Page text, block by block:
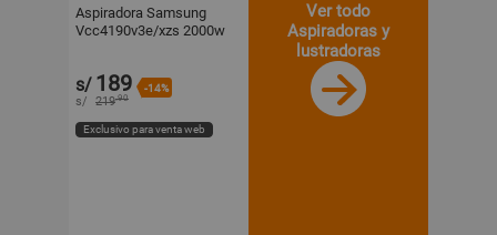
Aspiradora Samsung
Vcc4190v3e/xzs 2000w
s/ 189 -14%
s/ 219.90
Exclusivo para venta web
Ver todo
Aspiradoras y
lustradoras